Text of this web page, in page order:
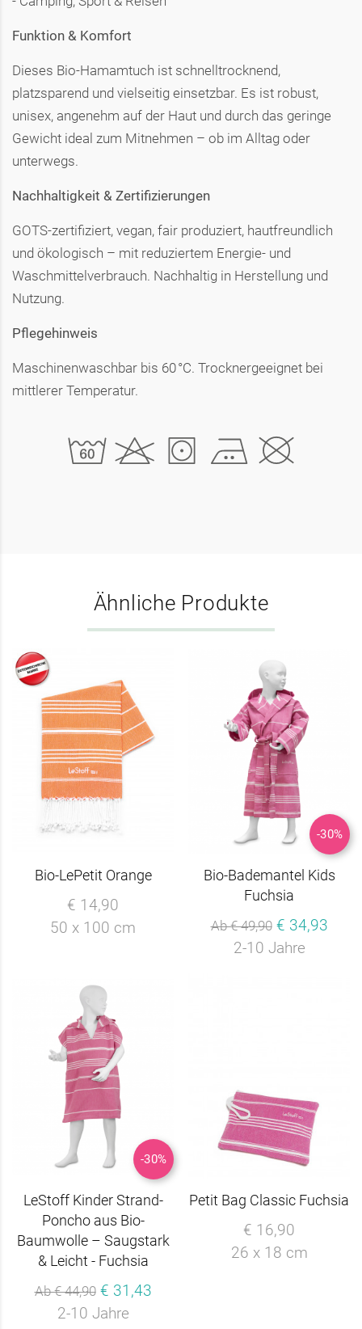
Funktion & Komfort
Dieses Bio-Hamamtuch ist schnelltrocknend,
platzsparend und vielseitig einsetzbar. Es ist robust,
unisex, angenehm auf der Haut und durch das geringe
Gewicht ideal zum Mitnehmen – ob im Alltag oder
unterwegs.
Nachhaltigkeit & Zertifizierungen
GOTS-zertifiziert, vegan, fair produziert, hautfreundlich
und ökologisch – mit reduziertem Energie- und
Waschmittelverbrauch. Nachhaltig in Herstellung und
Nutzung.
Pflegehinweis
Maschinenwaschbar bis 60 °C. Trocknergeeignet bei
mittlerer Temperatur.
Ähnliche Produkte
Bio-LePetit Orange
€ 14,90
50 x 100 cm
-30%
Bio-Bademantel Kids
Fuchsia
Ab € 49,90 € 34,93
2-10 Jahre
-30%
LeStoff Kinder Strand-
Poncho aus Bio-
Baumwolle – Saugstark
& Leicht - Fuchsia
Ab € 44,90 € 31,43
2-10 Jahre
Petit Bag Classic Fuchsia
€ 16,90
26 x 18 cm